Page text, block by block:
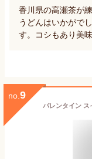
香川県の高瀬茶が
うどんはいかがで
す。コシもあり美
no. 9